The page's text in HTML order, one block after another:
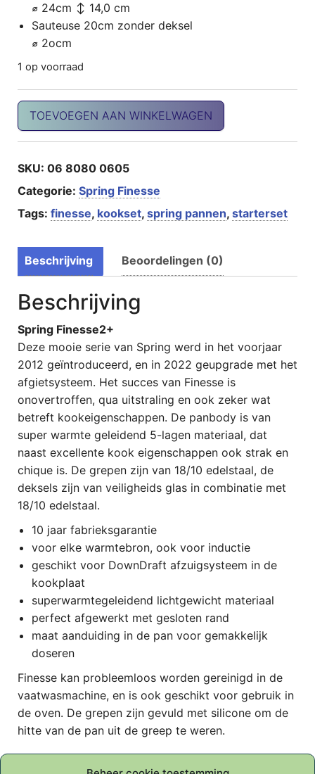
⌀ 24cm ↕ 14,0 cm
Sauteuse 20cm zonder deksel
⌀ 2ocm
1 op voorraad
Finesse2+ 5-dlg kookset aantal
TOEVOEGEN AAN WINKELWAGEN
SKU: 06 8080 0605
Categorie: Spring Finesse
Tags: finesse, kookset, spring pannen, starterset
Beschrijving Beoordelingen (0)
Beschrijving
Spring Finesse2+
Deze mooie serie van Spring werd in het voorjaar
2012 geïntroduceerd, en in 2022 geupgrade met het
afgietsysteem. Het succes van Finesse is
onovertroffen, qua uitstraling en ook zeker wat
betreft kookeigenschappen. De panbody is van
super warmte geleidend 5-lagen materiaal, dat
naast excellente kook eigenschappen ook strak en
chique is. De grepen zijn van 18/10 edelstaal, de
deksels zijn van veiligheids glas in combinatie met
18/10 edelstaal.
10 jaar fabrieksgarantie
voor elke warmtebron, ook voor inductie
geschikt voor DownDraft afzuigsysteem in de
kookplaat
superwarmtegeleidend lichtgewicht materiaal
perfect afgewerkt met gesloten rand
maat aanduiding in de pan voor gemakkelijk
doseren
Finesse kan probleemloos worden gereinigd in de
vaatwasmachine, en is ook geschikt voor gebruik in
de oven. De grepen zijn gevuld met silicone om de
hitte van de pan uit de greep te weren.